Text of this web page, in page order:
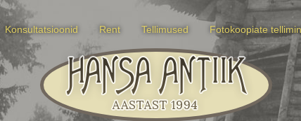
Konsultatsioonid Rent Tellimused Fotokoopiate